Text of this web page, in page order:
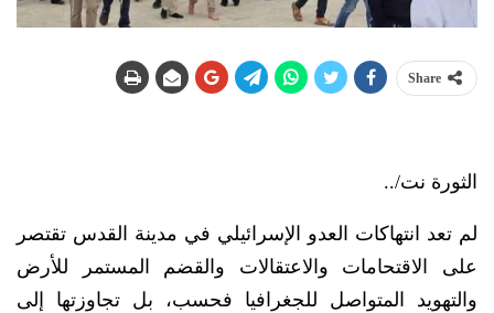
Share
الثورة نت/..
لم تعد انتهاكات العدو الإسرائيلي في مدينة القدس تقتصر
على الاقتحامات والاعتقالات والقضم المستمر للأرض
والتهويد المتواصل للجغرافيا فحسب، بل تجاوزتها إلى